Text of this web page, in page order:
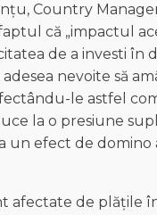
Country
că „impactul
de a investi
nevoite să
le astfel
la o presiune
un efect de domino
afectate de plățile